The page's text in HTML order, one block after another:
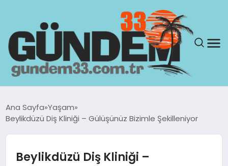
GÜNDEM
YAŞAM
Ana Sayfa Yaşam
Beylikdüzü Diş Kliniği – Gülüşünüz Bizimle Şekilleniyor
Beylikdüzü Diş Kliniği –